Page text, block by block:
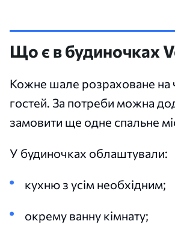
Що є в будиночках
Кожне шале розраховане на
гостей. За потреби можна
замовити ще одне спальне
У будиночках облаштували:
кухню з усім необхідним;
окрему ванну кімнату;